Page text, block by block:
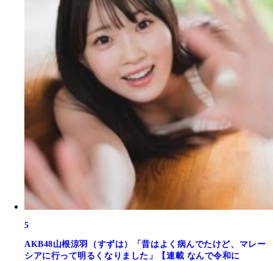
5
AKB48山根涼羽（すずは）「昔はよく病んでたけど、マレー
シアに行って明るくなりました」【連載 なんで令和に